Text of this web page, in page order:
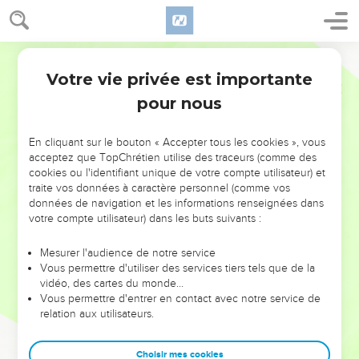
NE MANQUEZ PAS L’ÉVÉNEMENT
DE L’ANNÉE !
ET SI LEURS ERREURS POUVAIENT VOUS ÉVITER LES
VOTRES ?
leur foi ou leur vision. Mais on voit moins les doutes, les erreurs
et les saisons difficiles qu'ils ont traversés, alors même que ce
sont elles qui les ont façonnés.
Dans cette conférence, leaders, entrepreneurs, et responsables
clés pour avancer avec plus de sagesse afin que leurs erreurs
Votre vie privée est importante
pour nous
En cliquant sur le bouton « Accepter tous les cookies », vous
acceptez que TopChrétien utilise des traceurs (comme des
cookies ou l'identifiant unique de votre compte utilisateur) et
traite vos données à caractère personnel (comme vos
données de navigation et les informations renseignées dans
votre compte utilisateur) dans les buts suivants :
Mesurer l'audience de notre service
Vous permettre d'utiliser des services tiers tels que de la
vidéo, des cartes du monde…
Vous permettre d'entrer en contact avec notre service de
relation aux utilisateurs.
Choisir mes cookies